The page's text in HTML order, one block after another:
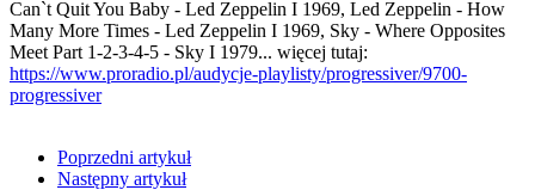
Can`t Quit You Baby - Led Zeppelin I 1969, Led Zeppelin - How
Many More Times - Led Zeppelin I 1969, Sky - Where Opposites
Meet Part 1-2-3-4-5 - Sky I 1979... więcej tutaj:
https://www.proradio.pl/audycje-playlisty/progressiver/9700-
progressiver
Poprzedni artykuł
Następny artykuł